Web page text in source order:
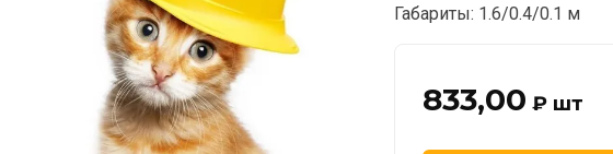
Габариты: 1.6/0.4/0.1 м
833,00 ₽ шт